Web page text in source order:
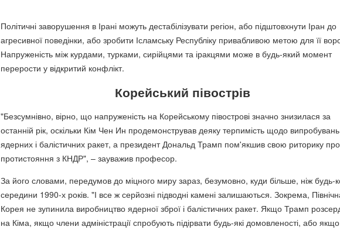
Політичні заворушення в Ірані можуть дестабілізувати регіон, або підштовхнути Іран до
агресивної поведінки, або зробити Ісламську Республіку привабливою метою для її
Напруженість між курдами, турками, сирійцями та іракцями може в будь-який момент
перерости у відкритий конфлікт.
Корейський півострів
"Безсумнівно, вірно, що напруженість на Корейському півострові значно знизилася за
останній рік, оскільки Кім Чен Ин продемонстрував деяку терпимість щодо випробувань
ядерних і балістичних ракет, а президент Дональд Трамп пом'якшив свою риторику про
протистояння з КНДР", – зауважив професор.
За його словами, передумов до міцного миру зараз, безумовно, куди більше, ніж будь-
середини 1990-х років. "І все ж серйозні підводні камені залишаються. Зокрема,
Корея не зупинила виробництво ядерної зброї і балістичних ракет. Якщо Трамп
на Кіма, якщо члени адміністрації спробують підірвати будь-які домовленості, або